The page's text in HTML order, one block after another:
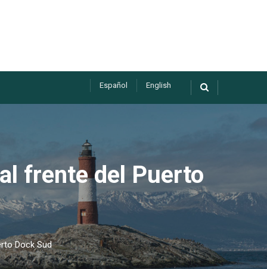
Español English
frente del Puerto
Dock Sud